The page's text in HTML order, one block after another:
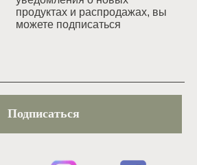
продуктах и распродажах, вы
можете подписаться
Подписаться